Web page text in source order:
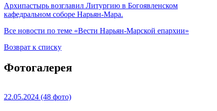
Архипастырь возглавил Литургию в Богоявленском
кафедральном соборе Нарьян-Мара.
Все новости по теме «Вести Нарьян-Марской епархии»
Возврат к списку
Фотогалерея
22.05.2024 (48 фото)